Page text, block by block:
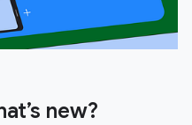
new?